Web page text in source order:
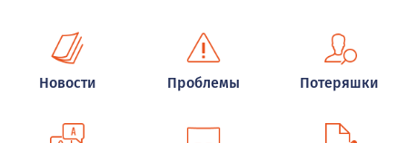
Новости Проблемы Потеряшки